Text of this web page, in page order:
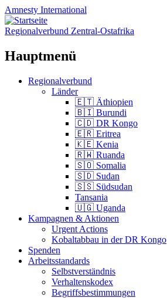
Amnesty International
Regionalverbund Zentral-Ostafrika
Hauptmenü
Zum
Regionalverbund
Länder
🇪🇹 Äthiopien
🇧🇮 Burundi
🇨🇩 DR Kongo
🇪🇷 Eritrea
🇰🇪 Kenia
🇷🇼 Ruanda
🇸🇴 Somalia
🇸🇩 Sudan
🇸🇸 Südsudan
Tansania
🇺🇬 Uganda
Kampagnen & Aktionen
Urgent Actions
Kobaltabbau in der DR Kongo
Spenden
Arbeitsstandards
Selbstverständnis
Verhaltenskodex
Begriffsbestimmungen